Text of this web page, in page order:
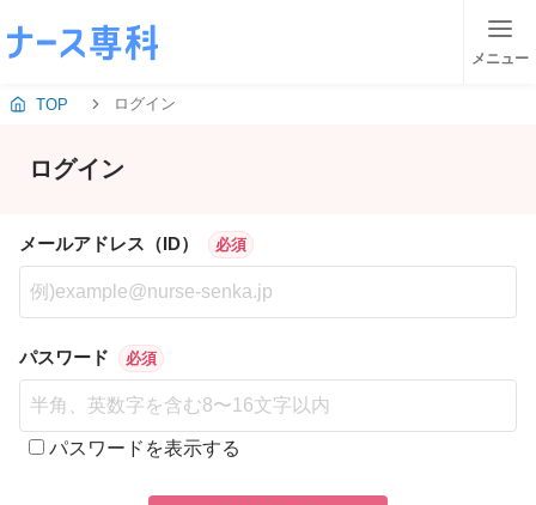
メニュー
TOP ログイン
ログイン
メールアドレス（ID） 必須
パスワード 必須
パスワードを表示する